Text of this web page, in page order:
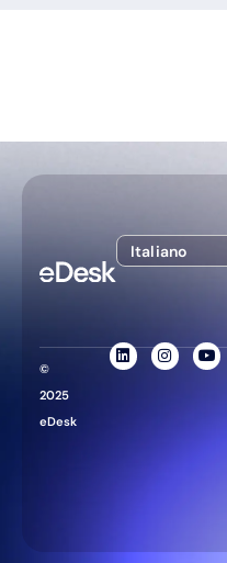
Italiano
©
2025
eDesk